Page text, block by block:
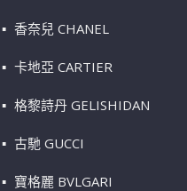
香奈兒 CHANEL
卡地亞 CARTIER
格黎詩丹 GELISHIDAN
古馳 GUCCI
寶格麗 BVLGARI